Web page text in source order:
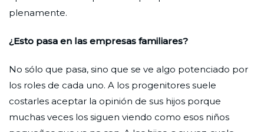
plenamente.
¿Esto pasa en las empresas familiares?
No sólo que pasa, sino que se ve algo potenciado por
los roles de cada uno. A los progenitores suele
costarles aceptar la opinión de sus hijos porque
muchas veces los siguen viendo como esos niños